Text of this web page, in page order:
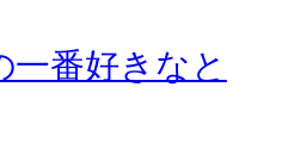
番好きなと